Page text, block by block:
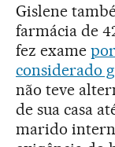
Gislene
farmácia de
fez exame
considerado
não teve
de sua casa
marido